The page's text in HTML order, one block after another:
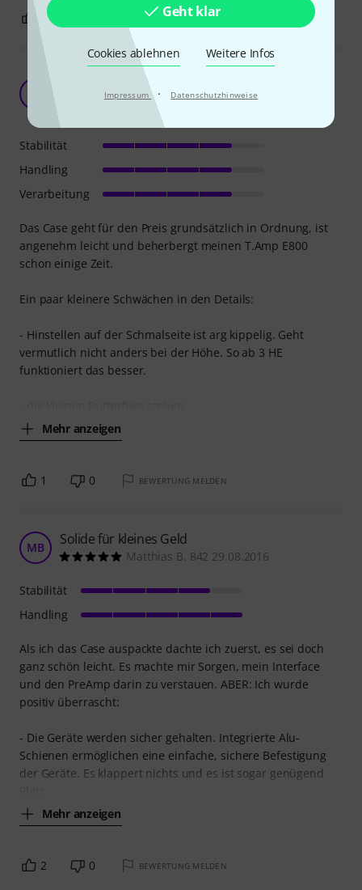
Geht klar
Cookies ablehnen Weitere Infos
Impressum · Datenschutzhinweise
BEWERTUNG MELDEN
Solide mit leichten, dem Preis entsprechenden
Schwächen
ErhardS 25.01.2021
Das Case geht für den Preis grundsätzlich in Ordnung, ist
angenehm leicht und beherbergt meinen T.Amp E800
schon einige Zeit.
Ein paar kleinere Schwächen in den Details:
- Hinstellen auf der Schmalseite ist arg kippelig. Geht
vermutlich nicht anders bei der Höhe. So ab 3 HE
funktioniert das besser.
Mehr anzeigen
Stabilität
Handling
Verarbeitung
1 0 BEWERTUNG MELDEN
MB Solide für kleines Geld
Matthias B. 842 29.08.2016
Als ich das Case auspackte dachte ich zuerst, es sei doch
ganz schön leicht. Es machte mir Sorgen, mein Interface
und den PreAmp darin zu verstauen. ABER: Ich wurde
positiv überrascht:
- Die Geräte werden sicher gehalten. Integrierte Alu-
Schienen ermöglichen eine einfache, sichere Befestigung
der Geräte. Es klappert nichts und es ist sogar genügend
Mehr anzeigen
Stabilität
Handling
2 0 BEWERTUNG MELDEN